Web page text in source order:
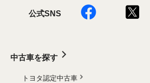
公式SNS
中古車を探す
トヨタ認定中古車